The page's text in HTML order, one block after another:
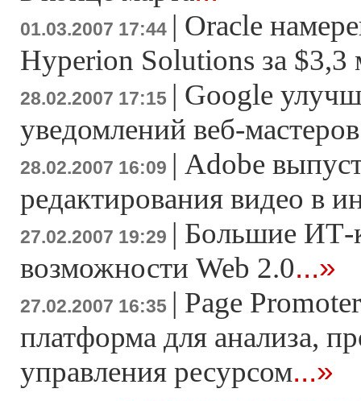
01.03.2007 17:44 | Oracle
Hyperion Solutions за
28.02.2007 17:15 | Google
уведомлений веб-мастеров
28.02.2007 16:09 | Adobe
редактирования видео в
27.02.2007 19:29 | Большие ИТ-
возможности Web 2.0...»
27.02.2007 16:35 | Page
платформа для анализа,
управления ресурсом...»